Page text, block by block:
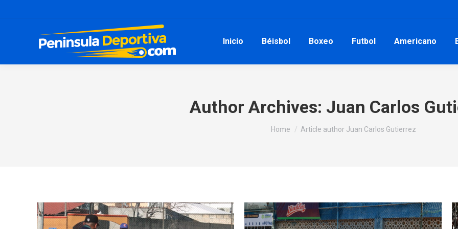
Inicio Béisbol Boxeo Futbol Americano
Author Archives: Juan Carlos
You are here:
Home Article author Juan Carlos Gutierrez